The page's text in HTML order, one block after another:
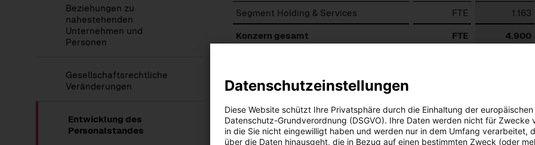
Beziehungen zu
nahestehenden
Unternehmen und
Personen
Gesellschaftsrechtliche
Veränderungen
Entwicklung des
Personalstandes
Segment Holding & Services FTE 1.163
Konzern gesamt FTE 4.900
Seitennavigation
zur
Gesellschaftsrechtliche
Datenschutzeinstellungen
Diese Website schützt Ihre Privatsphäre durch die Einhaltung der europäischen
Datenschutz-Grundverordnung (DSGVO). Ihre Daten werden nicht für Zwecke
in die Sie nicht eingewilligt haben und werden nur in dem Umfang verarbeitet,
über die Daten hinausgeht, die in Bezug auf einen bestimmten Zweck (oder